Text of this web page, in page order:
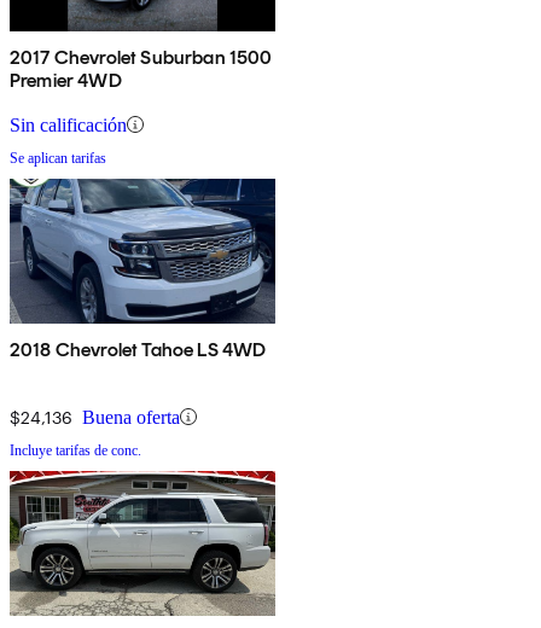
2017 Chevrolet Suburban 1500
Premier 4WD
Sin calificación
Se aplican tarifas
2018 Chevrolet Tahoe LS 4WD
$24,136 Buena oferta
Incluye tarifas de conc.